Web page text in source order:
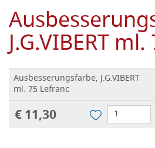
J.G.VIBERT
Ausbesserungsfarbe, J.G.VIBERT
ml. 75 Lefranc
€ 11,30